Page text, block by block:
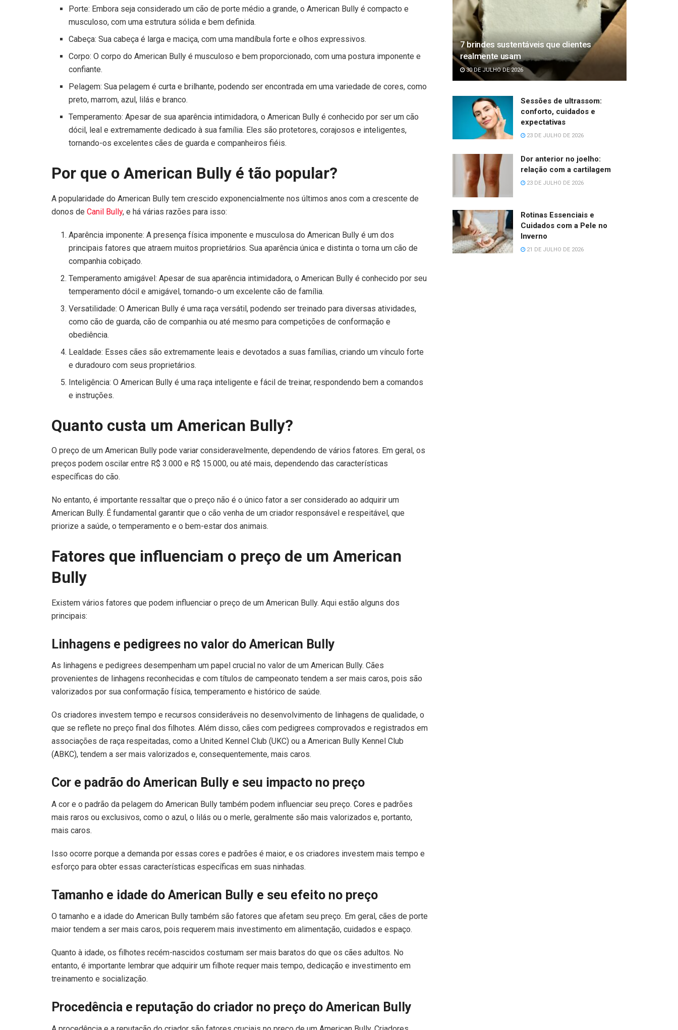
Porte: Embora seja considerado um cão de porte médio a grande, o American Bully é compacto e
musculoso, com uma estrutura sólida e bem definida.
Cabeça: Sua cabeça é larga e maciça, com uma mandíbula forte e olhos expressivos.
Corpo: O corpo do American Bully é musculoso e bem proporcionado, com uma postura imponente e
confiante.
Pelagem: Sua pelagem é curta e brilhante, podendo ser encontrada em uma variedade de cores, como
preto, marrom, azul, lilás e branco.
Temperamento: Apesar de sua aparência intimidadora, o American Bully é conhecido por ser um cão
dócil, leal e extremamente dedicado à sua família. Eles são protetores, corajosos e inteligentes,
tornando-os excelentes cães de guarda e companheiros fiéis.
Por que o American Bully é tão popular?
A popularidade do American Bully tem crescido exponencialmente nos últimos anos com a crescente de
donos de Canil Bully, e há várias razões para isso:
Aparência imponente: A presença física imponente e musculosa do American Bully é um dos
principais fatores que atraem muitos proprietários. Sua aparência única e distinta o torna um cão de
companhia cobiçado.
Temperamento amigável: Apesar de sua aparência intimidadora, o American Bully é conhecido por seu
temperamento dócil e amigável, tornando-o um excelente cão de família.
Versatilidade: O American Bully é uma raça versátil, podendo ser treinado para diversas atividades,
como cão de guarda, cão de companhia ou até mesmo para competições de conformação e
obediência.
Lealdade: Esses cães são extremamente leais e devotados a suas famílias, criando um vínculo forte
e duradouro com seus proprietários.
Inteligência: O American Bully é uma raça inteligente e fácil de treinar, respondendo bem a comandos
e instruções.
Quanto custa um American Bully?
O preço de um American Bully pode variar consideravelmente, dependendo de vários fatores. Em geral, os
preços podem oscilar entre R$ 3.000 e R$ 15.000, ou até mais, dependendo das características
específicas do cão.
No entanto, é importante ressaltar que o preço não é o único fator a ser considerado ao adquirir um
American Bully. É fundamental garantir que o cão venha de um criador responsável e respeitável, que
priorize a saúde, o temperamento e o bem-estar dos animais.
Fatores que influenciam o preço de um American
Bully
Existem vários fatores que podem influenciar o preço de um American Bully. Aqui estão alguns dos
principais:
Linhagens e pedigrees no valor do American Bully
As linhagens e pedigrees desempenham um papel crucial no valor de um American Bully. Cães
provenientes de linhagens reconhecidas e com títulos de campeonato tendem a ser mais caros, pois são
valorizados por sua conformação física, temperamento e histórico de saúde.
Os criadores investem tempo e recursos consideráveis no desenvolvimento de linhagens de qualidade, o
que se reflete no preço final dos filhotes. Além disso, cães com pedigrees comprovados e registrados em
associações de raça respeitadas, como a United Kennel Club (UKC) ou a American Bully Kennel Club
(ABKC), tendem a ser mais valorizados e, consequentemente, mais caros.
Cor e padrão do American Bully e seu impacto no preço
A cor e o padrão da pelagem do American Bully também podem influenciar seu preço. Cores e padrões
mais raros ou exclusivos, como o azul, o lilás ou o merle, geralmente são mais valorizados e, portanto,
mais caros.
Isso ocorre porque a demanda por essas cores e padrões é maior, e os criadores investem mais tempo e
esforço para obter essas características específicas em suas ninhadas.
Tamanho e idade do American Bully e seu efeito no preço
O tamanho e a idade do American Bully também são fatores que afetam seu preço. Em geral, cães de porte
maior tendem a ser mais caros, pois requerem mais investimento em alimentação, cuidados e espaço.
Quanto à idade, os filhotes recém-nascidos costumam ser mais baratos do que os cães adultos. No
entanto, é importante lembrar que adquirir um filhote requer mais tempo, dedicação e investimento em
treinamento e socialização.
Procedência e reputação do criador no preço do American Bully
7 brindes sustentáveis que clientes
realmente usam
30 DE JULHO DE 2026
Sessões de ultrassom:
conforto, cuidados e
expectativas
23 DE JULHO DE 2026
Dor anterior no joelho:
relação com a cartilagem
23 DE JULHO DE 2026
Rotinas Essenciais e
Cuidados com a Pele no
Inverno
21 DE JULHO DE 2026